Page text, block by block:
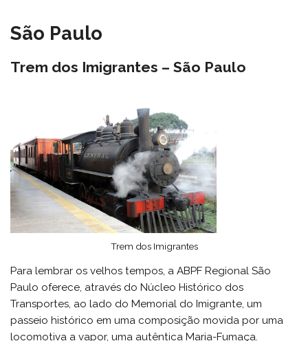
São Paulo
Trem dos Imigrantes – São Paulo
Trem dos Imigrantes
Para lembrar os velhos tempos, a ABPF Regional São
Paulo oferece, através do Núcleo Histórico dos
Transportes, ao lado do Memorial do Imigrante, um
passeio histórico em uma composição movida por uma
locomotiva a vapor, uma autêntica Maria-Fumaça.